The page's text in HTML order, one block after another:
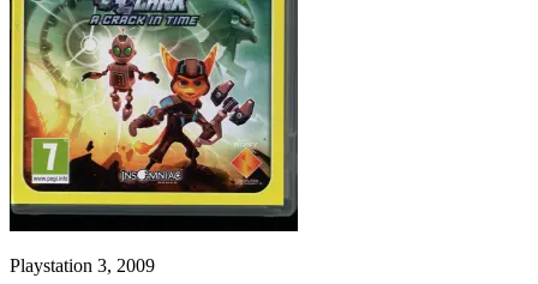
Playstation 3, 2009